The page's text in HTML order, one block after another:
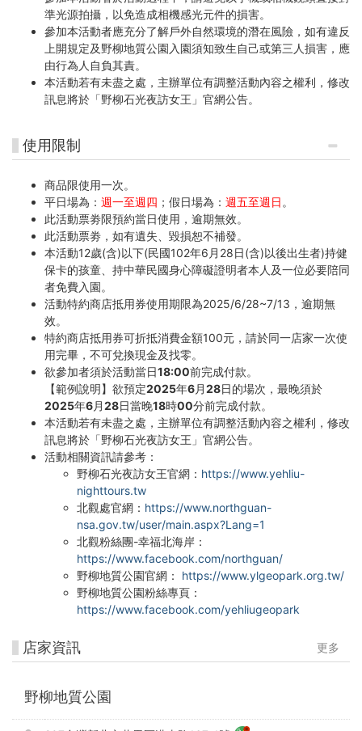
準光源拍攝，以免造成相機感光元件的損害。
參加本活動者應充分了解戶外自然環境的潛在風險，如有違反
上開規定及野柳地質公園入園須知致生自己或第三人損害，應
由行為人自負其責。
本活動若有未盡之處，主辦單位有調整活動內容之權利，修改
訊息將於「野柳石光夜訪女王」官網公告。
使用限制
商品限使用一次。
平日場為： 週一至週四 ；假日場為： 週五至週日 。
此活動票劵限預約當日使用，逾期無效。
此活動票劵，如有遺失、毀損恕不補發。
本活動12歲(含)以下(民國102年6月28日(含)以後出生者)持健
保卡的孩童、持中華民國身心障礙證明者本人及一位必要陪同
者免費入園。
活動特約商店抵用券使用期限為2025/6/28~7/13，逾期無
效。
特約商店抵用券可折抵消費金額100元，請於同一店家一次使
用完畢，不可兌換現金及找零。
欲參加者須於活動當日18:00前完成付款。
【範例說明】欲預定2025年6月28日的場次，最晚須於
2025年6月28日當晚18時00分前完成付款。
本活動若有未盡之處，主辦單位有調整活動內容之權利，修改
訊息將於「野柳石光夜訪女王」官網公告。
活動相關資訊請參考：
野柳石光夜訪女王官網： https://www.yehliu-
nighttours.tw
北觀處官網： https://www.northguan-
nsa.gov.tw/user/main.aspx?Lang=1
北觀粉絲團-幸福北海岸：
https://www.facebook.com/northguan/
野柳地質公園官網： https://www.ylgeopark.org.tw/
野柳地質公園粉絲專頁：
https://www.facebook.com/yehliugeopark
店家資訊 更多
野柳地質公園